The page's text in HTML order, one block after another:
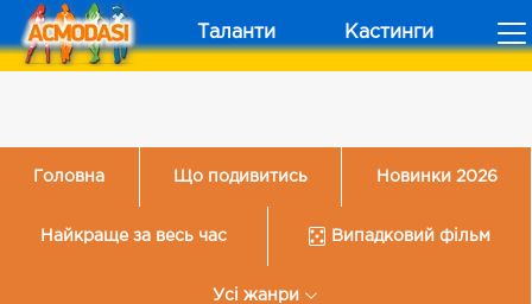
Таланти Кастинги
Головна Що подивитись Новинки 2026
Найкраще за весь час Випадковий фільм
Усі жанри